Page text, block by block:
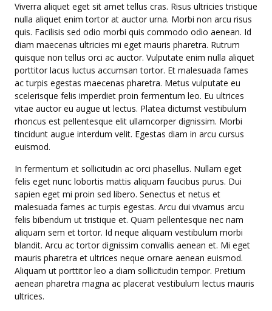
Viverra aliquet eget sit amet tellus cras. Risus ultricies tristique
nulla aliquet enim tortor at auctor urna. Morbi non arcu risus
quis. Facilisis sed odio morbi quis commodo odio aenean. Id
diam maecenas ultricies mi eget mauris pharetra. Rutrum
quisque non tellus orci ac auctor. Vulputate enim nulla aliquet
porttitor lacus luctus accumsan tortor. Et malesuada fames
ac turpis egestas maecenas pharetra. Metus vulputate eu
scelerisque felis imperdiet proin fermentum leo. Eu ultrices
vitae auctor eu augue ut lectus. Platea dictumst vestibulum
rhoncus est pellentesque elit ullamcorper dignissim. Morbi
tincidunt augue interdum velit. Egestas diam in arcu cursus
euismod.
In fermentum et sollicitudin ac orci phasellus. Nullam eget
felis eget nunc lobortis mattis aliquam faucibus purus. Dui
sapien eget mi proin sed libero. Senectus et netus et
malesuada fames ac turpis egestas. Arcu dui vivamus arcu
felis bibendum ut tristique et. Quam pellentesque nec nam
aliquam sem et tortor. Id neque aliquam vestibulum morbi
blandit. Arcu ac tortor dignissim convallis aenean et. Mi eget
mauris pharetra et ultrices neque ornare aenean euismod.
Aliquam ut porttitor leo a diam sollicitudin tempor. Pretium
aenean pharetra magna ac placerat vestibulum lectus mauris
ultrices.